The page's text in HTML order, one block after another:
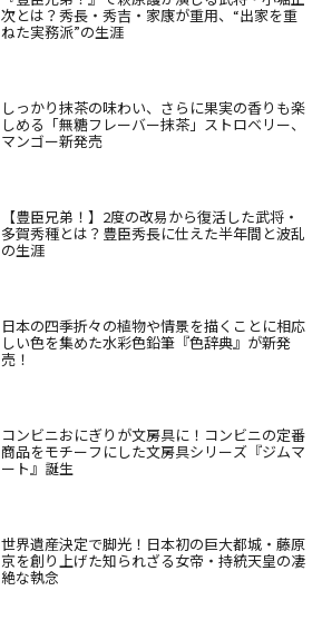
次とは？秀長・秀吉・家康が重用、“出家を重
ねた実務派”の生涯
しっかり抹茶の味わい、さらに果実の香りも楽
しめる「無糖フレーバー抹茶」ストロベリー、
マンゴー新発売
【豊臣兄弟！】2度の改易から復活した武将・
多賀秀種とは？豊臣秀長に仕えた半年間と波乱
の生涯
日本の四季折々の植物や情景を描くことに相応
しい色を集めた水彩色鉛筆『色辞典』が新発
売！
コンビニおにぎりが文房具に！コンビニの定番
商品をモチーフにした文房具シリーズ『ジムマ
ート』誕生
世界遺産決定で脚光！日本初の巨大都城・藤原
京を創り上げた知られざる女帝・持統天皇の凄
絶な執念